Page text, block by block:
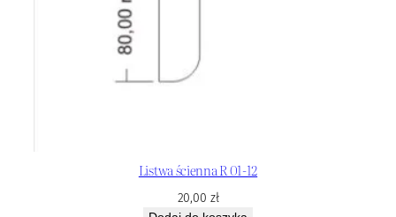
Listwa ścienna R 01-12
20,00 zł